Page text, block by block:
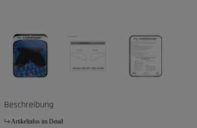
Beschreibung
Artikelinfos im Detail